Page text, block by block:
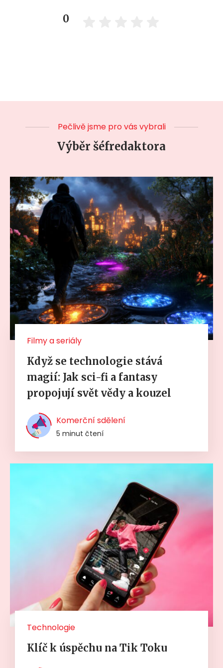
0
Pečlivě jsme pro vás vybrali
Výběr šéfredaktora
Filmy a seriály
Když se technologie stává
magií: Jak sci-fi a fantasy
propojují svět vědy a kouzel
Komerční sdělení
5 minut čtení
Technologie
Klíč k úspěchu na Tik Toku